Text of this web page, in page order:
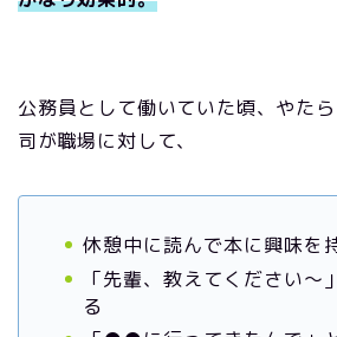
公務員として働いていた頃、やた
司が職場に対して、
休憩中に読んで本に興味を
「先輩、教えてください～
る